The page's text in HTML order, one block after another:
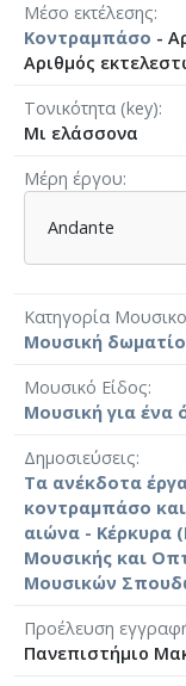
Μέσο εκτέλεσης
Κοντραμπάσο -
Αριθμός
Τονικότητα (key)
Μι ελάσσονα
Μέρη έργου
Andante
Κατηγορία
Μουσική
Μουσικό Είδος
Μουσική για ένα
Δημοσιεύσεις
Τα ανέκδοτα
κοντραμπάσο
αιώνα - Κέρκυρα
Μουσικής και
Μουσικών
Προέλευση
Πανεπιστήμιο